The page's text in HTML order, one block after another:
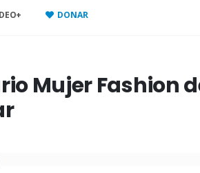
DONAR
Mujer Fashion